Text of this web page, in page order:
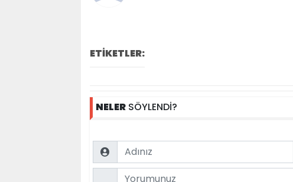
ETİKETLER:
NELERSÖYLENDİ?
Name
Comment